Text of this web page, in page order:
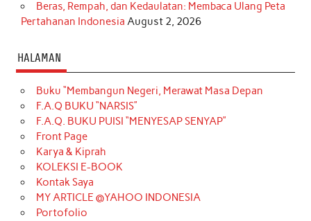
Beras, Rempah, dan Kedaulatan: Membaca Ulang Peta
Pertahanan Indonesia August 2, 2026
HALAMAN
Buku “Membangun Negeri, Merawat Masa Depan
F.A.Q BUKU “NARSIS”
F.A.Q. BUKU PUISI “MENYESAP SENYAP”
Front Page
Karya & Kiprah
KOLEKSI E-BOOK
Kontak Saya
MY ARTICLE @YAHOO INDONESIA
Portofolio